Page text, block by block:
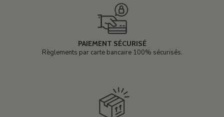
PAIEMENT SÉCURISÉ
Règlements par carte bancaire 100% sécurisés.